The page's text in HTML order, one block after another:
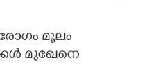
മൂലം
മുഖേനെ